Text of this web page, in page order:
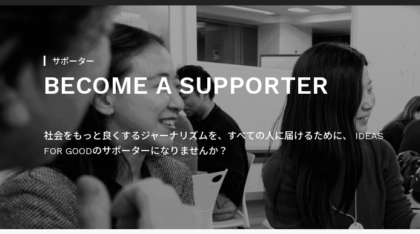
サポーター
BECOME A SUPPORTER
社会をもっと良くするジャーナリズムを、すべての人に届けるために、 IDEAS
FOR GOODのサポーターになりませんか？